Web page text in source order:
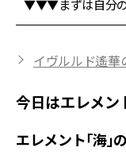
▼▼▼まずは自分
イヴルルド遙華
今日はエレメン
エレメント「海